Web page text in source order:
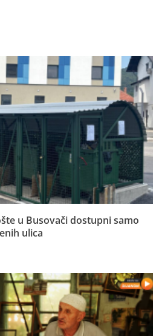
u Busovači dostupni samo
ulica